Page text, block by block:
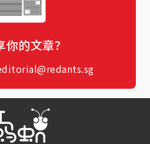
你的文章？